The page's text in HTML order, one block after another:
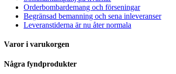
Orderbombardemang och förseningar
Begränsad bemanning och sena inleveranser
Leveranstiderna är nu åter normala
Varor i varukorgen
Några fyndprodukter